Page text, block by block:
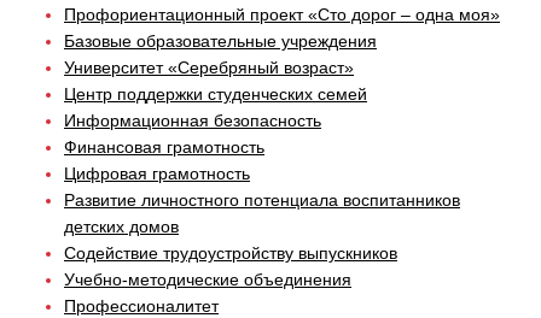
Профориентационный проект «Сто дорог – одна моя»
Базовые образовательные учреждения
Университет «Серебряный возраст»
Центр поддержки студенческих семей
Информационная безопасность
Финансовая грамотность
Цифровая грамотность
Развитие личностного потенциала воспитанников
детских домов
Содействие трудоустройству выпускников
Учебно-методические объединения
Профессионалитет